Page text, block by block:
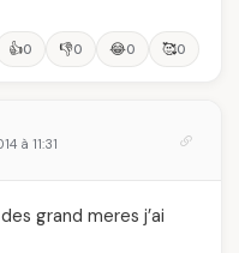
👍0 👎0 😂0 🥰0
à 11:31
grand meres j’ai